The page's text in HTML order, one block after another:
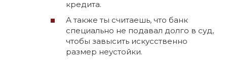
кредита.
А также ты считаешь, что банк
специально не подавал долго в суд,
чтобы завысить искусственно
размер неустойки.